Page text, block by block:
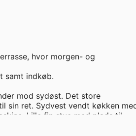
hvor morgen- og
samt indkøb.
mod sydøst. Det store
sin ret. Sydvest vendt køkken
Lille fin stue med plads til